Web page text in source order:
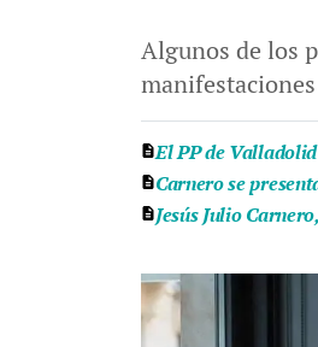
Algunos de los
manifestaciones
El PP de
Carnero se
Jesús Julio